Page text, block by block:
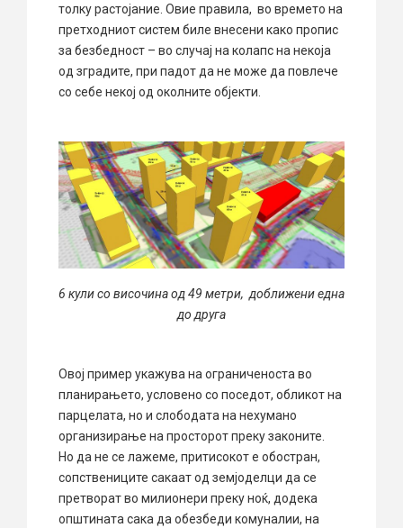
толку растојание. Овие правила, во времето на
претходниот систем биле внесени како пропис
за безбедност – во случај на колапс на некоја
од зградите, при падот да не може да повлече
со себе некој од околните објекти.
6 кули со височина од 49 метри, доближени една
до друга
Овој пример укажува на ограниченоста во
планирањето, условено со поседот, обликот на
парцелата, но и слободата на нехумано
организирање на просторот преку законите.
Но да не се лажеме, притисокот е обостран,
сопствениците сакаат од земјоделци да се
претворат во милионери преку ноќ, додека
општината сака да обезбеди комуналии, на